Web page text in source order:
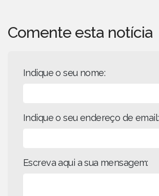
Comente esta notícia
Indique o seu nome:
Indique o seu endereço de email:
Escreva aqui a sua mensagem: